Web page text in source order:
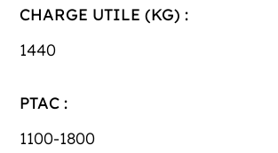
CHARGE UTILE (KG) :
1440
PTAC :
1100-1800